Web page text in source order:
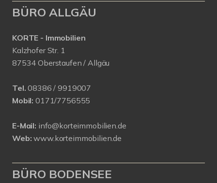
BÜRO ALLGÄU
KORTE - Immobilien
Kalzhofer Str. 1
87534 Oberstaufen / Allgäu
Tel. 08386 / 9919007
Mobil: 0171/7756555
E-Mail: info@korteimmobilien.de
Web: www.korteimmobilien.de
BÜRO BODENSEE